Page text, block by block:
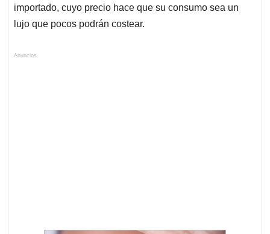
importado, cuyo precio hace que su consumo sea un
lujo que pocos podrán costear.
Anuncios.